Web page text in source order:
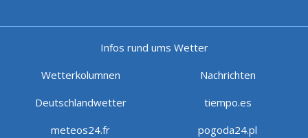
Infos rund ums Wetter
Wetterkolumnen
Nachrichten
Deutschlandwetter
tiempo.es
meteos24.fr
pogoda24.pl